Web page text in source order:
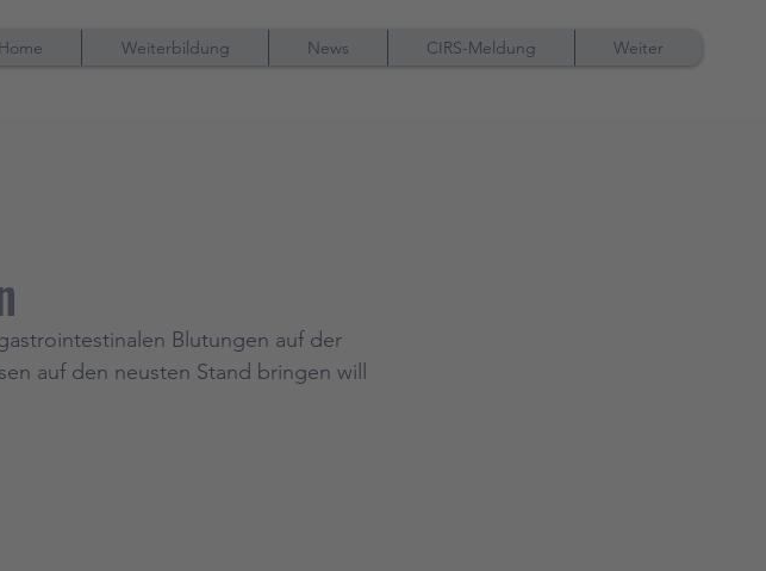
Home Weiterbildung News CIRS-Meldung Weiter
Blutungen auf der
auf den neusten Stand bringen will